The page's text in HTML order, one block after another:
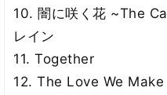
10. 闇に咲く花 ~The
レイン
11. Together
12. The Love We Make